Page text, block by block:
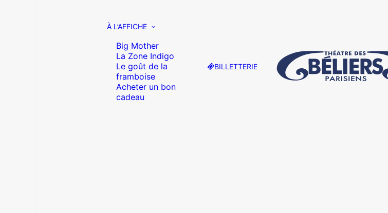
À L’AFFICHE
Big Mother
La Zone Indigo
Le goût de la
framboise
Acheter un bon
cadeau
BILLETTERIE